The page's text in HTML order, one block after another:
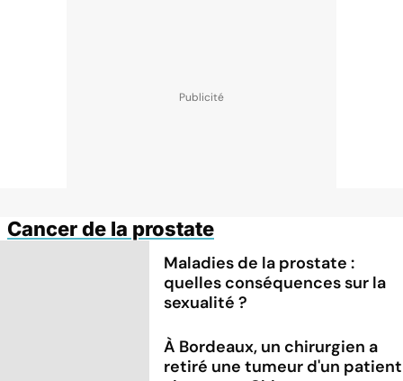
Cancer de la prostate
Maladies de la prostate :
quelles conséquences sur la
sexualité ?
À Bordeaux, un chirurgien a
retiré une tumeur d'un patient